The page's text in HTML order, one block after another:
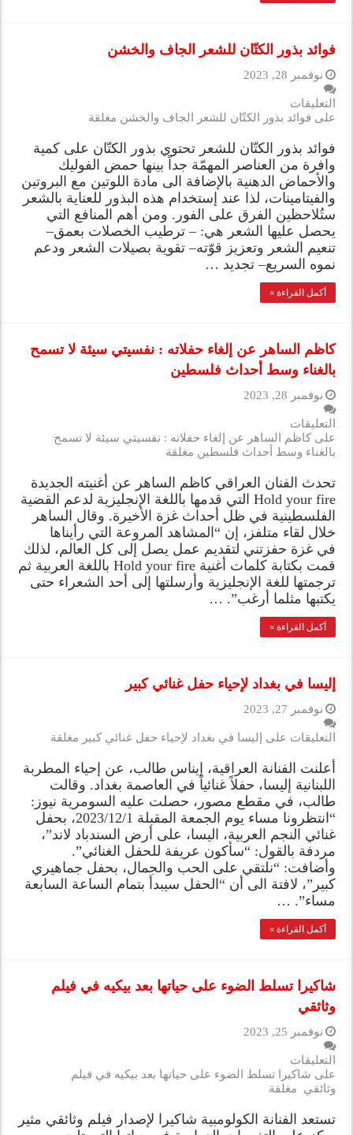
فوائد بذور الكتّان للشعر الجاف والخشن
نوفمبر 28, 2023
التعليقات
على فوائد بذور الكتّان للشعر الجاف والخشن مغلقة
فوائد بذور الكتّان للشعر تحتوي بذور الكتّان على كمية
وافرة من العناصر المهمّة جداً بينها حمض الفوليك
والأحماض الدهنية بالإضافة الى مادة اللوتين مع البروتين
والفيتامينات، لذا عند إستخدام هذه البذور للعناية بالشعر
ستُلاحظين الفرق على الفور. ومن أهم المنافع التي
يحصل عليها الشعر هي: – ترطيب الخصلات بعمق–
تنعيم الشعر وتعزيز قوّته– تقوية بصيلات الشعر ودعم
نموه السريع– تجديد …
أكمل القراءة »
كاظم الساهر عن إلغاء حفلاته : نفسيتي سيئة لا تسمح
بالغناء وسط أحداث فلسطين
نوفمبر 28, 2023
التعليقات
على كاظم الساهر عن إلغاء حفلاته : نفسيتي سيئة لا تسمح
بالغناء وسط أحداث فلسطين مغلقة
تحدث الفنان العراقي كاظم الساهر عن أغنيته الجديدة
Hold your fire التي قدمها باللغة الإنجليزية لدعم القضية
الفلسطينية في ظل أحداث غزة الأخيرة. وقال الساهر
خلال لقاء متلفز، إن “المشاهد المروعة التي رأيناها
في غزة حفزتني لتقديم عمل يصل إلى كل العالم، لذلك
قمت بكتابة كلمات أغنية Hold your fire باللغة العربية ثم
ترجمتها للغة الإنجليزية وأرسلتها إلى أحد الشعراء حتى
يكتبها مثلما أرغب”. …
أكمل القراءة »
إليسا في بغداد لإحياء حفل غنائي كبير
نوفمبر 27, 2023
التعليقات على إليسا في بغداد لإحياء حفل غنائي كبير مغلقة
أعلنت الفنانة العراقية، إيناس طالب، عن إحياء المطربة
اللبنانية إليسا، حفلاً غنائياً في العاصمة بغداد. وقالت
طالب، في مقطع مصور، حصلت عليه السومرية نيوز:
“انتظرونا مساء يوم الجمعة المقبلة 2023/12/1، بحفل
غنائي النجم العربية، اليسا، على أرض السندباد لاند”،
مردفة بالقول: “سأكون عريفة للحفل الغنائي”.
وأضافت: “نلتقي على الحب والجمال، بحفل جماهيري
كبير”، لافتة الى أن “الحفل سيبدأ بتمام الساعة السابعة
مساء”. …
أكمل القراءة »
شاكيرا تسلط الضوء على حياتها بعد بيكيه في فيلم
وثائقي
نوفمبر 25, 2023
التعليقات
على شاكيرا تسلط الضوء على حياتها بعد بيكيه في فيلم
وثائقي مغلقة
تستعد الفنانة الكولومبية شاكيرا لإصدار فيلم وثائقي مثير